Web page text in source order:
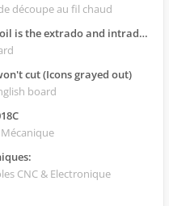
découpe au fil chaud
is the extrado and intrado?
cut (Icons grayed out)
board
CNC & Electronique